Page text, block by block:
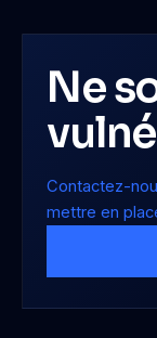
Ne
Contactez-
mettre en